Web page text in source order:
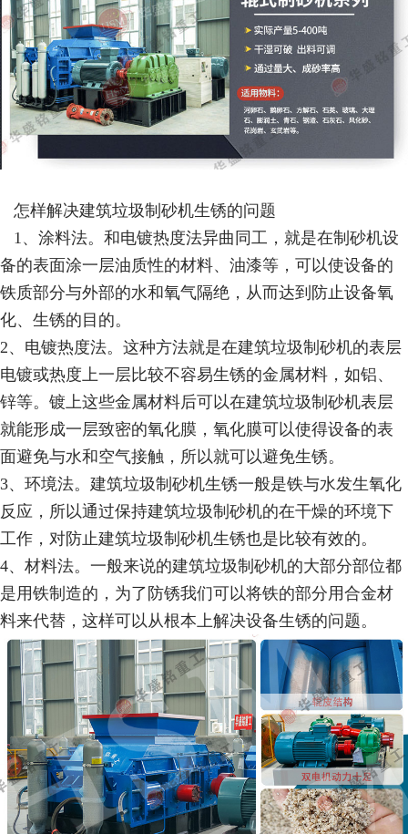
怎样解决建筑垃圾制砂机生锈的问题
1、涂料法。和电镀热度法异曲同工，就是在制砂机设
备的表面涂一层油质性的材料、油漆等，可以使设备的
铁质部分与外部的水和氧气隔绝，从而达到防止设备氧
化、生锈的目的。
2、电镀热度法。这种方法就是在建筑垃圾制砂机的表层
电镀或热度上一层比较不容易生锈的金属材料，如铝、
锌等。镀上这些金属材料后可以在建筑垃圾制砂机表层
就能形成一层致密的氧化膜，氧化膜可以使得设备的表
面避免与水和空气接触，所以就可以避免生锈。
3、环境法。建筑垃圾制砂机生锈一般是铁与水发生氧化
反应，所以通过保持建筑垃圾制砂机的在干燥的环境下
工作，对防止建筑垃圾制砂机生锈也是比较有效的。
4、材料法。一般来说的建筑垃圾制砂机的大部分部位都
是用铁制造的，为了防锈我们可以将铁的部分用合金材
料来代替，这样可以从根本上解决设备生锈的问题。